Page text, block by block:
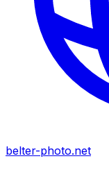
belter-photo.net